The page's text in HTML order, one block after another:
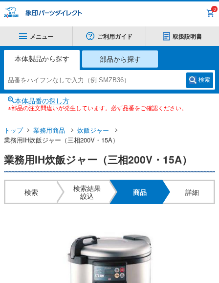
0
メニュー ご利用ガイド 取扱説明書
本体製品から探す 部品から探す
検索
本体品番の探し方
※部品の注文間違いが発生しています。必ず品番をご確認ください。
トップ 業務用商品
炊飯ジャー
業務用IH炊飯ジャー（三相200V・15A）
業務用IH炊飯ジャー（三相200V・15A）
検索
検索結果
絞込
商品 詳細